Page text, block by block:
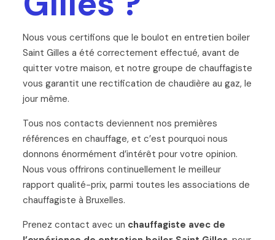
Nous vous certifions que le boulot en entretien boiler
Saint Gilles a été correctement effectué, avant de
quitter votre maison, et notre groupe de chauffagiste
vous garantit une rectification de chaudière au gaz, le
jour même.
Tous nos contacts deviennent nos premières
références en chauffage, et c’est pourquoi nous
donnons énormément d’intérêt pour votre opinion.
Nous vous offrirons continuellement le meilleur
rapport qualité-prix, parmi toutes les associations de
chauffagiste à Bruxelles.
Prenez contact avec un chauffagiste avec de